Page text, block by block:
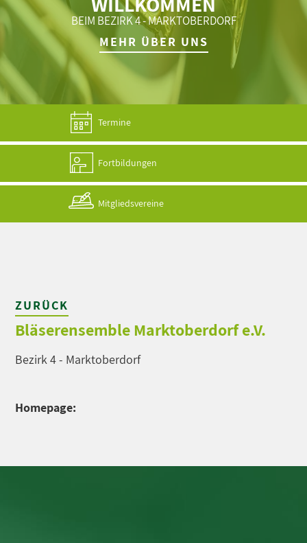
BEIM BEZIRK 4 - MARKTOBERDORF
MEHR ÜBER UNS
Termine
Fortbildungen
Mitgliedsvereine
ZURÜCK
Bläserensemble Marktoberdorf e.V.
Bezirk 4 - Marktoberdorf
Homepage: